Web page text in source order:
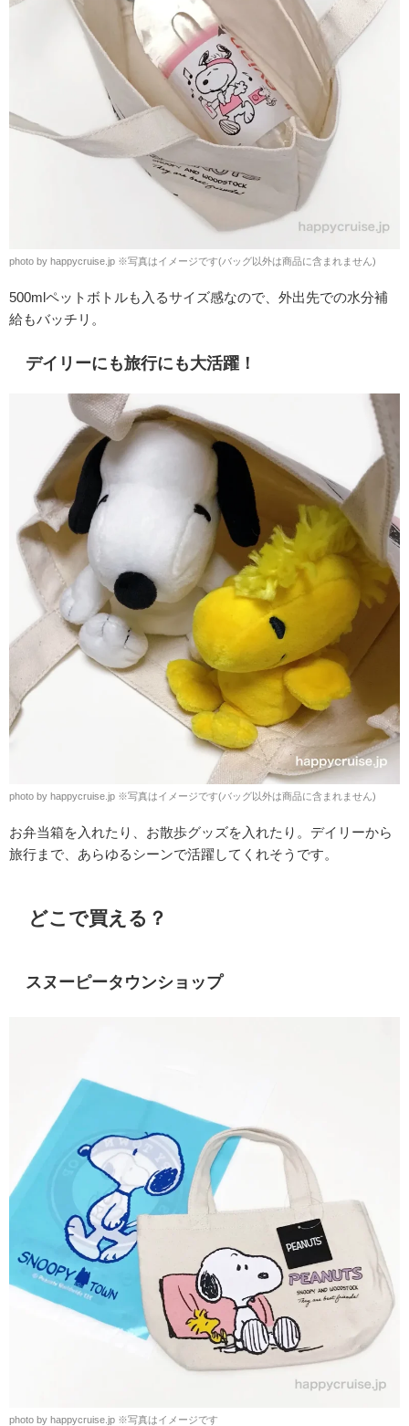
photo by happycruise.jp ※写真はイメージです(バッグ以外は商品に含まれません)
500mlペットボトルも入るサイズ感なので、外出先での水分補
給もバッチリ。
デイリーにも旅行にも大活躍！
photo by happycruise.jp ※写真はイメージです(バッグ以外は商品に含まれません)
お弁当箱を入れたり、お散歩グッズを入れたり。デイリーから
旅行まで、あらゆるシーンで活躍してくれそうです。
どこで買える？
スヌーピータウンショップ
photo by happycruise.jp ※写真はイメージです